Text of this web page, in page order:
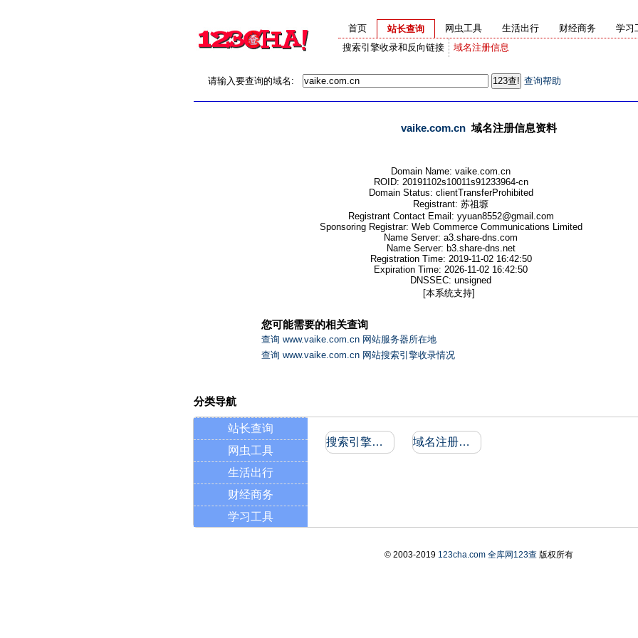
首页
站长查询
搜索引擎收录和反向链接
域名注册信息
网虫工具 生活出行 财经商务 学习
请输入要查询的域名: 查询帮助
vaike.com.cn域名注册信息资料
Domain Name: vaike.com.cn
ROID: 20191102s10011s91233964-cn
Domain Status: clientTransferProhibited
Registrant: 苏祖塬
Registrant Contact Email: yyuan8552@gmail.com
Sponsoring Registrar: Web Commerce Communications Limited
Name Server: a3.share-dns.com
Name Server: b3.share-dns.net
Registration Time: 2019-11-02 16:42:50
Expiration Time: 2026-11-02 16:42:50
DNSSEC: unsigned
[本系统支持]
您可能需要的相关查询
查询 www.vaike.com.cn 网站服务器所在地
查询 www.vaike.com.cn 网站搜索引擎收录情况
分类导航
站长查询
网虫工具
生活出行
财经商务
学习工具
搜索引擎收录和反向链接 域名注册信息
© 2003-2019 123cha.com 全库网123查版权所有